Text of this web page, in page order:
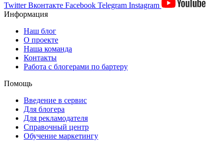
TwitterВконтакте Facebook Telegram Instagram
Информация
Наш блог
О проекте
Наша команда
Контакты
Работа с блогерами по бартеру
Помощь
Введение в сервис
Для блогера
Для рекламодателя
Справочный центр
Обучение маркетингу